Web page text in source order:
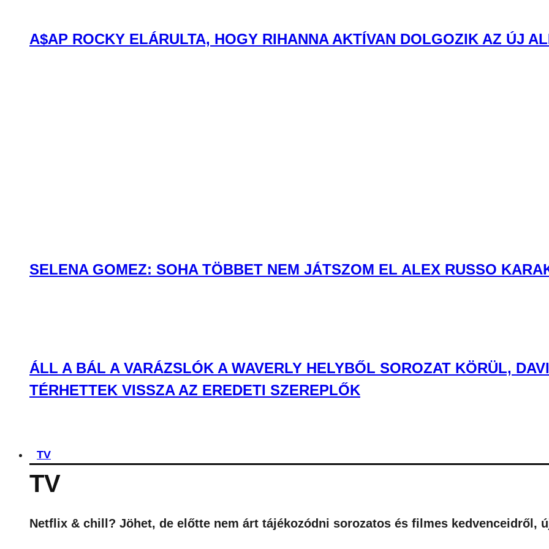
A$AP ROCKY ELÁRULTA, HOGY RIHANNA AKTÍVAN DOLGOZIK AZ ÚJ
SELENA GOMEZ: SOHA TÖBBET NEM JÁTSZOM EL ALEX RUSSO
ÁLL A BÁL A VARÁZSLÓK A WAVERLY HELYBŐL SOROZAT KÖRÜL,
TÉRHETTEK VISSZA AZ EREDETI SZEREPLŐK
TV
TV
Netflix & chill? Jöhet, de előtte nem árt tájékozódni sorozatos és filmes kedvenceidről,